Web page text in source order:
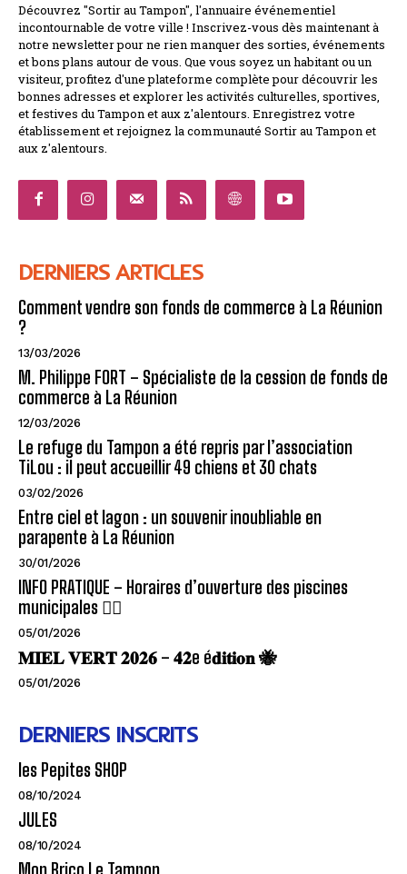
Découvrez "Sortir au Tampon", l'annuaire événementiel
incontournable de votre ville ! Inscrivez-vous dès maintenant à
notre newsletter pour ne rien manquer des sorties, événements
et bons plans autour de vous. Que vous soyez un habitant ou un
visiteur, profitez d'une plateforme complète pour découvrir les
bonnes adresses et explorer les activités culturelles, sportives,
et festives du Tampon et aux z'alentours. Enregistrez votre
établissement et rejoignez la communauté Sortir au Tampon et
aux z'alentours.
DERNIERS ARTICLES
Comment vendre son fonds de commerce à La Réunion
?
13/03/2026
M. Philippe FORT – Spécialiste de la cession de fonds de
commerce à La Réunion
12/03/2026
Le refuge du Tampon a été repris par l’association
TiLou : il peut accueillir 49 chiens et 30 chats
03/02/2026
Entre ciel et lagon : un souvenir inoubliable en
parapente à La Réunion
30/01/2026
INFO PRATIQUE – Horaires d’ouverture des piscines
municipales 🏊‍♂️
05/01/2026
𝐌𝐈𝐄𝐋 𝐕𝐄𝐑𝐓 𝟐𝟎𝟐𝟔 – 𝟒𝟐e é𝐝𝐢𝐭𝐢𝐨𝐧 🐝
05/01/2026
DERNIERS INSCRITS
les Pepites SHOP
08/10/2024
JULES
08/10/2024
Mon Brico Le Tampon